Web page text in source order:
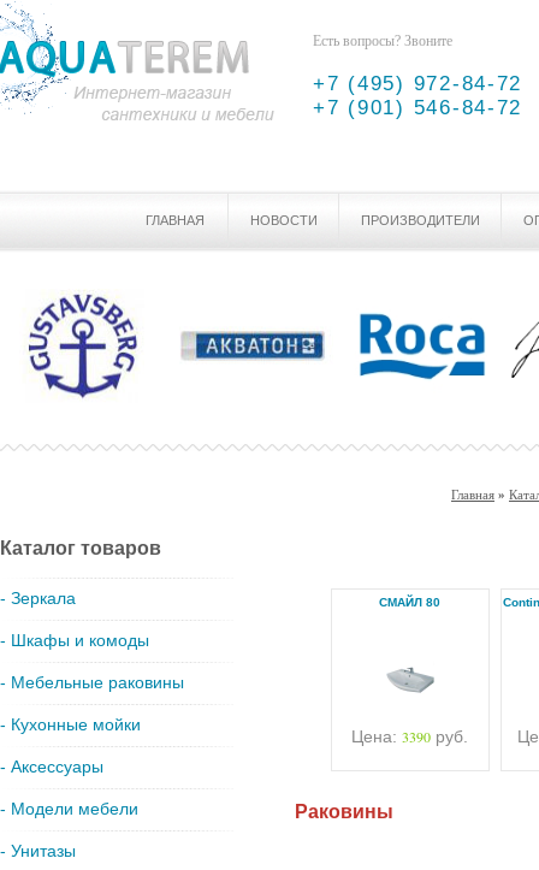
Есть вопросы? Звоните
+7 (495) 972-84-72
+7 (901) 546-84-72
ГЛАВНАЯ НОВОСТИ ПРОИЗВОДИТЕЛИ
Главная »
Каталог товаров
- Зеркала
- Шкафы и комоды
- Мебельные раковины
- Кухонные мойки
- Аксессуары
- Модели мебели
- Унитазы
СМАЙЛ 80
Цена: 3390 руб.
Раковины